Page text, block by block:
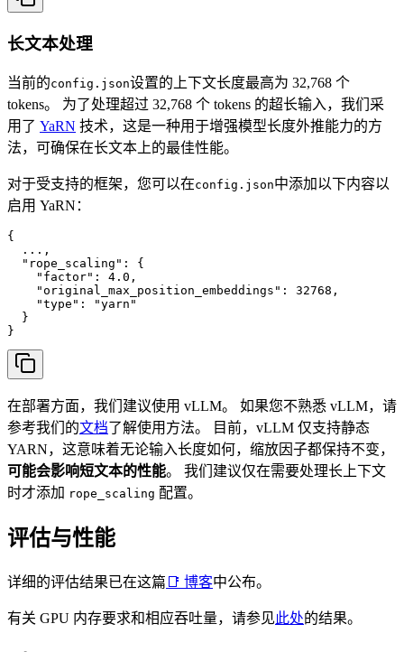
长文本处理
当前的config.json设置的上下文长度最高为 32,768 个
tokens。 为了处理超过 32,768 个 tokens 的超长输入，我们采
用了 YaRN 技术，这是一种用于增强模型长度外推能力的方
法，可确保在长文本上的最佳性能。
对于受支持的框架，您可以在config.json中添加以下内容以
启用 YaRN：
{
  ...,
  "rope_scaling": {
    "factor": 4.0,
    "original_max_position_embeddings": 32768,
    "type": "yarn"
  }
}
在部署方面，我们建议使用 vLLM。 如果您不熟悉 vLLM，请
参考我们的文档 了解使用方法。 目前，vLLM 仅支持静态
YARN，这意味着无论输入长度如何，缩放因子都保持不变，
可能会影响短文本的性能。 我们建议仅在需要处理长上下文
时才添加 rope_scaling 配置。
评估与性能
详细的评估结果已在这篇 📑 博客中公布。
有关 GPU 内存要求和相应吞吐量，请参见此处的结果。